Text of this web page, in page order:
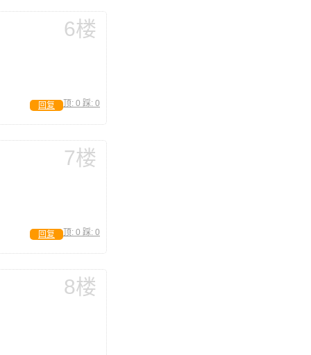
6楼
顶: 0 踩: 0
回复
7楼
顶: 0 踩: 0
回复
8楼